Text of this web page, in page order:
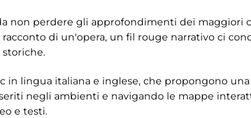
non perdere gli approfondimenti dei maggiori
di un'opera, un fil rouge narrativo ci
in lingua italiana e inglese, che propongono
negli ambienti e navigando le mappe
e testi.